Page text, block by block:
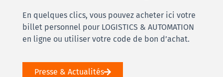
En quelques clics, vous pouvez acheter ici votre
billet personnel pour LOGISTICS & AUTOMATION
en ligne ou utiliser votre code de bon d’achat.
Presse & Actualités